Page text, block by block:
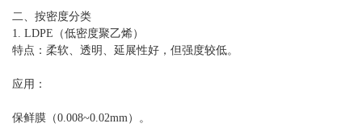
二、按密度分类
1. LDPE（低密度聚乙烯）
特点：柔软、透明、延展性好，但强度较低。
应用：
保鲜膜（0.008~0.02mm）。